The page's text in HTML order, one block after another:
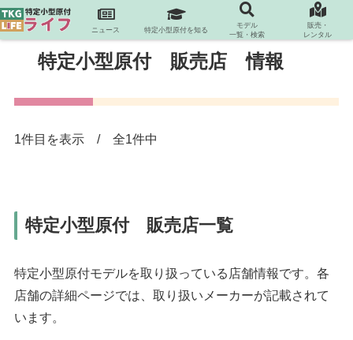
特定小型原付 販売店 情報
1件目を表示 / 全1件中
特定小型原付 販売店一覧
特定小型原付モデルを取り扱っている店舗情報です。各
店舗の詳細ページでは、取り扱いメーカーが記載されて
います。
ニュース 特定小型原付を知る
モデル
一覧・検索
販売・
レンタル